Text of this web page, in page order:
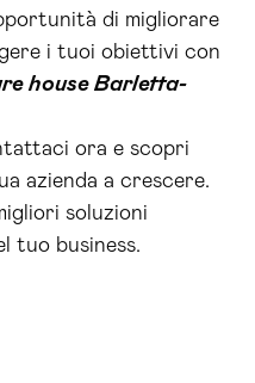
di migliorare
i tuoi obiettivi con
house Barletta-
ora e scopri
azienda a crescere.
soluzioni
tuo business.